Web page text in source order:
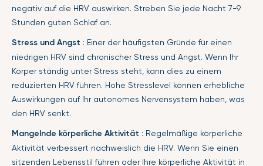
negativ auf die HRV auswirken. Streben Sie jede Nacht 7-9
Stunden guten Schlaf an.
Stress und Angst : Einer der häufigsten Gründe für einen
niedrigen HRV sind chronischer Stress und Angst. Wenn Ihr
Körper ständig unter Stress steht, kann dies zu einem
reduzierten HRV führen. Hohe Stresslevel können erhebliche
Auswirkungen auf Ihr autonomes Nervensystem haben, was
den HRV senkt.
Mangelnde körperliche Aktivität : Regelmäßige körperliche
Aktivität verbessert nachweislich die HRV. Wenn Sie einen
sitzenden Lebensstil führen oder Ihre körperliche Aktivität in